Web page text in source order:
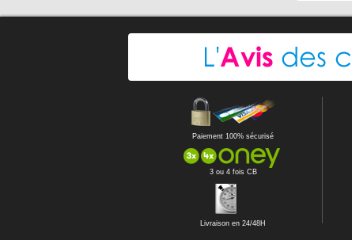
Paiement 100% sécurisé
3 ou 4 fois CB
Livraison en 24/48H